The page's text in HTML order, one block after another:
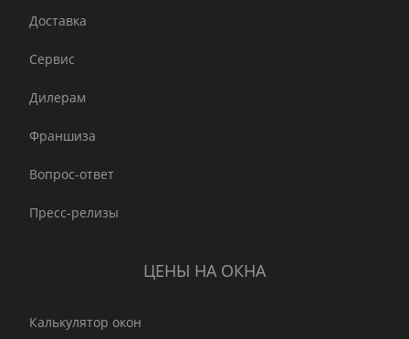
Доставка
Сервис
Дилерам
Франшиза
Вопрос-ответ
Пресс-релизы
ЦЕНЫ НА ОКНА
Калькулятор окон